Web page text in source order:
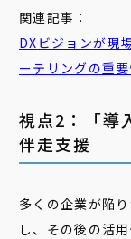
関連記事：
DX ビジョンが現
ーテリングの重
視点2：「導
伴走支援
多くの企業が陥
し、その後の活